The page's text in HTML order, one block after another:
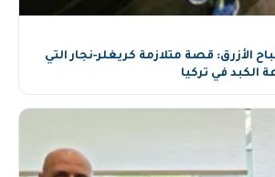
الأزرق: قصة متلازمة كريغلر-نجار التي
الكبد في تركيا